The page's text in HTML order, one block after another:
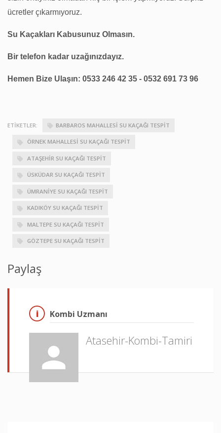
ücretler çıkarmıyoruz.
Su Kaçakları Kabusunuz Olmasın.
Bir telefon kadar uzağınızdayız.
Hemen Bize Ulaşın: 0533 246 42 35 - 0532 691 73 96
ETIKETLER: BARBAROS MAHALLESI SU KAÇAĞI TESPIT
ÖRNEK MAHALLESI SU KAÇAĞI TESPIT
ATAŞEHIR SU KAÇAĞI TESPIT
ÜSKÜDAR SU KAÇAĞI TESPIT
ÜMRANIYE SU KAÇAĞI TESPIT
KADIKÖY SU KAÇAĞI TESPIT
MALTEPE SU KAÇAĞI TESPIT
GÖZTEPE SU KAÇAĞI TESPIT
Paylaş
Kombi Uzmanı
Atasehir-Kombi-Tamiri